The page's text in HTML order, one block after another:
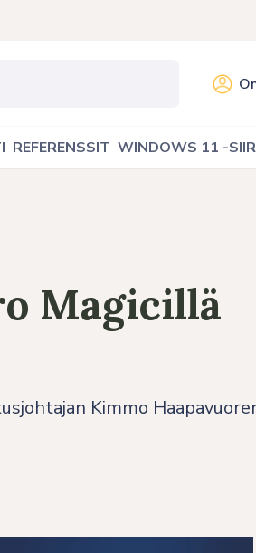
REFERENSSIT WINDOWS 11 -
Magicillä
Kimmo